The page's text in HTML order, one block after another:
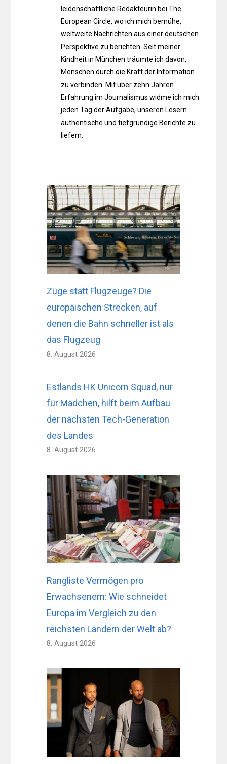
leidenschaftliche Redakteurin bei The
European Circle, wo ich mich bemühe,
weltweite Nachrichten aus einer deutschen
Perspektive zu berichten. Seit meiner
Kindheit in München träumte ich davon,
Menschen durch die Kraft der Information
zu verbinden. Mit über zehn Jahren
Erfahrung im Journalismus widme ich mich
jeden Tag der Aufgabe, unseren Lesern
authentische und tiefgründige Berichte zu
liefern.
Züge statt Flugzeuge? Die
europäischen Strecken, auf
denen die Bahn schneller ist als
das Flugzeug
8. August 2026
Estlands HK Unicorn Squad, nur
für Mädchen, hilft beim Aufbau
der nächsten Tech-Generation
des Landes
8. August 2026
Rangliste Vermögen pro
Erwachsenem: Wie schneidet
Europa im Vergleich zu den
reichsten Ländern der Welt ab?
8. August 2026